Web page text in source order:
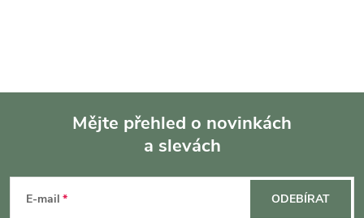
k
Mějte přehled o novinkách
a slevách
E-mail ODEBÍRAT